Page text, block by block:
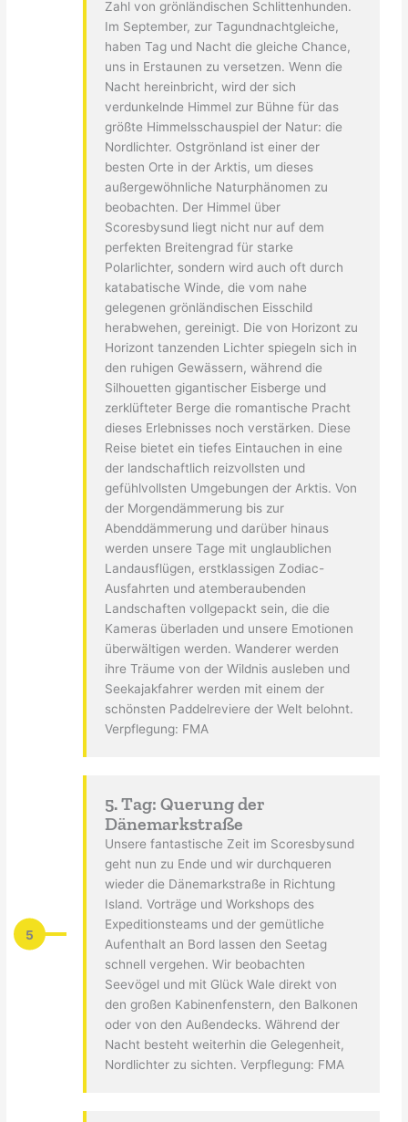
Zahl von grönländischen Schlittenhunden.
Im September, zur Tagundnachtgleiche,
haben Tag und Nacht die gleiche Chance,
uns in Erstaunen zu versetzen. Wenn die
Nacht hereinbricht, wird der sich
verdunkelnde Himmel zur Bühne für das
größte Himmelsschauspiel der Natur: die
Nordlichter. Ostgrönland ist einer der
besten Orte in der Arktis, um dieses
außergewöhnliche Naturphänomen zu
beobachten. Der Himmel über
Scoresbysund liegt nicht nur auf dem
perfekten Breitengrad für starke
Polarlichter, sondern wird auch oft durch
katabatische Winde, die vom nahe
gelegenen grönländischen Eisschild
herabwehen, gereinigt. Die von Horizont zu
Horizont tanzenden Lichter spiegeln sich in
den ruhigen Gewässern, während die
Silhouetten gigantischer Eisberge und
zerklüfteter Berge die romantische Pracht
dieses Erlebnisses noch verstärken. Diese
Reise bietet ein tiefes Eintauchen in eine
der landschaftlich reizvollsten und
gefühlvollsten Umgebungen der Arktis. Von
der Morgendämmerung bis zur
Abenddämmerung und darüber hinaus
werden unsere Tage mit unglaublichen
Landausflügen, erstklassigen Zodiac-
Ausfahrten und atemberaubenden
Landschaften vollgepackt sein, die die
Kameras überladen und unsere Emotionen
überwältigen werden. Wanderer werden
ihre Träume von der Wildnis ausleben und
Seekajakfahrer werden mit einem der
schönsten Paddelreviere der Welt belohnt.
Verpflegung: FMA
5
5. Tag: Querung der
Dänemarkstraße
Unsere fantastische Zeit im Scoresbysund
geht nun zu Ende und wir durchqueren
wieder die Dänemarkstraße in Richtung
Island. Vorträge und Workshops des
Expeditionsteams und der gemütliche
Aufenthalt an Bord lassen den Seetag
schnell vergehen. Wir beobachten
Seevögel und mit Glück Wale direkt von
den großen Kabinenfenstern, den Balkonen
oder von den Außendecks. Während der
Nacht besteht weiterhin die Gelegenheit,
Nordlichter zu sichten. Verpflegung: FMA